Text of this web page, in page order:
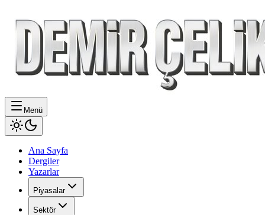
Menü
Ana Sayfa
Dergiler
Yazarlar
Piyasalar
Sektör